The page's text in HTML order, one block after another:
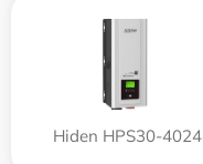
Hiden HPS30-4024